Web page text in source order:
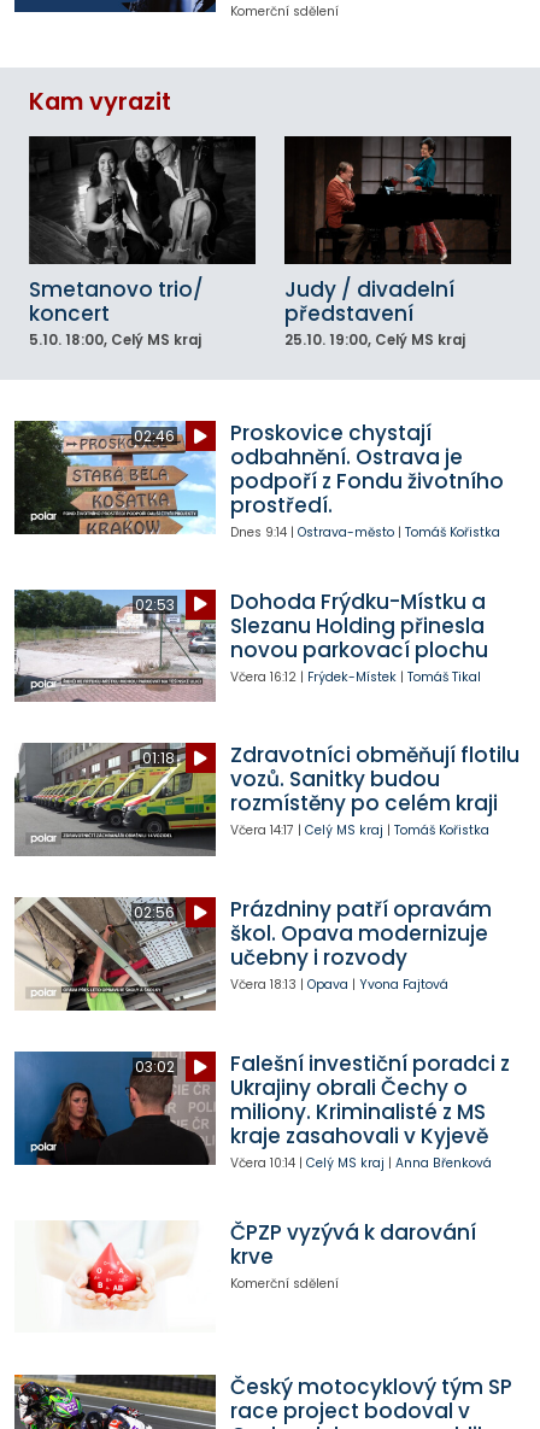
Komerční sdělení
Kam vyrazit
Smetanovo trio/
koncert
5.10. 18:00, Celý MS kraj
Judy / divadelní
představení
25.10. 19:00, Celý MS kraj
02:46
Proskovice chystají
odbahnění. Ostrava je
podpoří z Fondu životního
prostředí.
Dnes 9:14| Ostrava-město| Tomáš Kořistka
02:53
Dohoda Frýdku-Místku a
Slezanu Holding přinesla
novou parkovací plochu
Včera 16:12| Frýdek-Místek| Tomáš Tikal
01:18
Zdravotníci obměňují flotilu
vozů. Sanitky budou
rozmístěny po celém kraji
Včera 14:17 | Celý MS kraj | Tomáš Kořistka
02:56
Prázdniny patří opravám
škol. Opava modernizuje
učebny i rozvody
Včera 18:13 | Opava | Yvona Fajtová
03:02
Falešní investiční poradci z
Ukrajiny obrali Čechy o
miliony. Kriminalisté z MS
kraje zasahovali v Kyjevě
Včera 10:14| Celý MS kraj | Anna Břenková
ČPZP vyzývá k darování
krve
Komerční sdělení
Český motocyklový tým SP
race project bodoval v